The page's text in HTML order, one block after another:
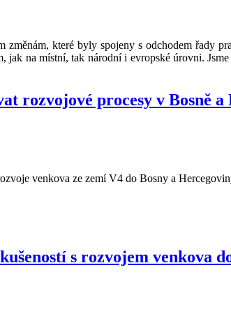
které byly spojeny s odchodem řady
jak na místní, tak národní i evropské úrovni.
rozvojové procesy v Bosně a
venkova ze zemí V4 do Bosny a
s rozvojem venkova